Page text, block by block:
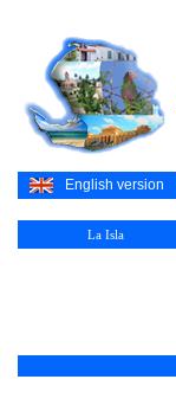
English version
La Isla